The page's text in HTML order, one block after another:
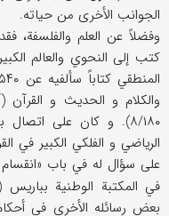
الجوانب الأخری من حیاته.
وفضلاً عن العلم والفلسفة،
کتب إلی النحوي والعالم
والکلام و الحدیث و القرآن (أبوحیان
۸/۱۸۰). و کان علی
علی سؤال له في باب
في المکتبة الوطنیة بباریس
بعض رسائله الأخری في